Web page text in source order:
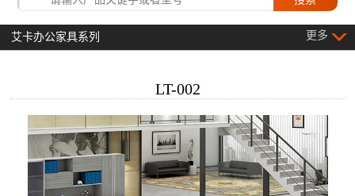
更多
艾卡办公家具系列
LT-002